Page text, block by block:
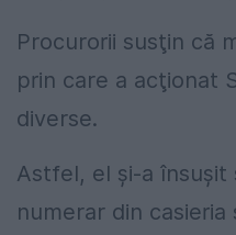
Procurorii susţin că
prin care a acţionat
diverse.
Astfel, el şi-a însuşit
numerar din